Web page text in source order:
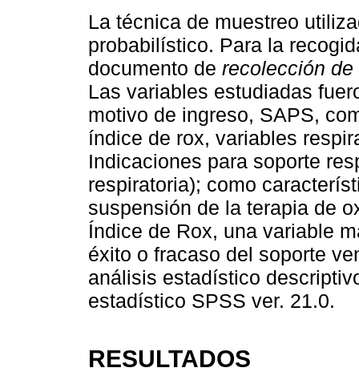
La técnica de muestreo
probabilístico. Para la
documento de recolección de
Las variables estudiadas
motivo de ingreso, SAPS,
índice de rox, variables
Indicaciones para soporte
respiratoria); como
suspensión de la terapia de
Índice de Rox, una variable
éxito o fracaso del soporte
análisis estadístico
estadístico SPSS ver. 21.0.
RESULTADOS